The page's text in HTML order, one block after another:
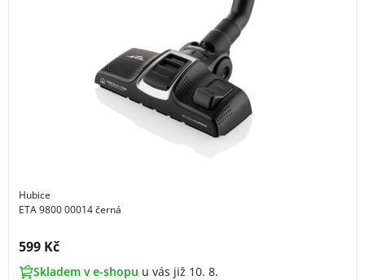
Hubice
ETA 9800 00014 černá
Cena s DPH:
599 Kč
Skladem v e-shopu u vás již 10. 8.